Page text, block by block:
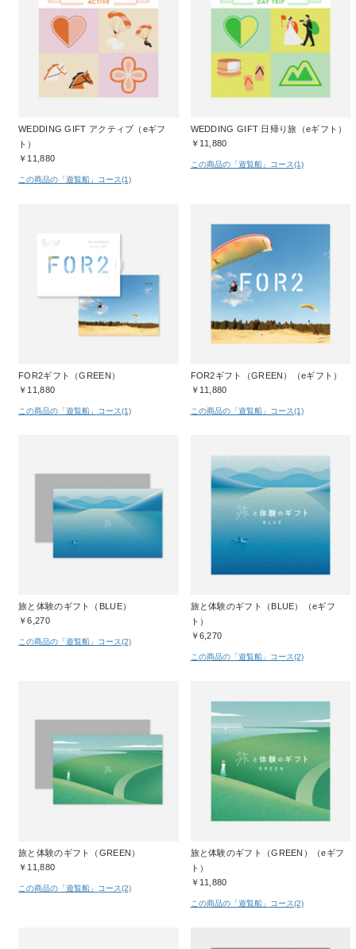
WEDDING GIFT アクティブ（eギフ
ト）
￥11,880
この商品の「遊覧船」コース(1)
WEDDING GIFT 日帰り旅（eギフト）
￥11,880
この商品の「遊覧船」コース(1)
FOR2ギフト（GREEN）
￥11,880
この商品の「遊覧船」コース(1)
FOR2ギフト（GREEN）（eギフト）
￥11,880
この商品の「遊覧船」コース(1)
旅と体験のギフト（BLUE）
￥6,270
この商品の「遊覧船」コース(2)
旅と体験のギフト（BLUE）（eギフ
ト）
￥6,270
この商品の「遊覧船」コース(2)
旅と体験のギフト（GREEN）
￥11,880
この商品の「遊覧船」コース(2)
旅と体験のギフト（GREEN）（eギフ
ト）
￥11,880
この商品の「遊覧船」コース(2)